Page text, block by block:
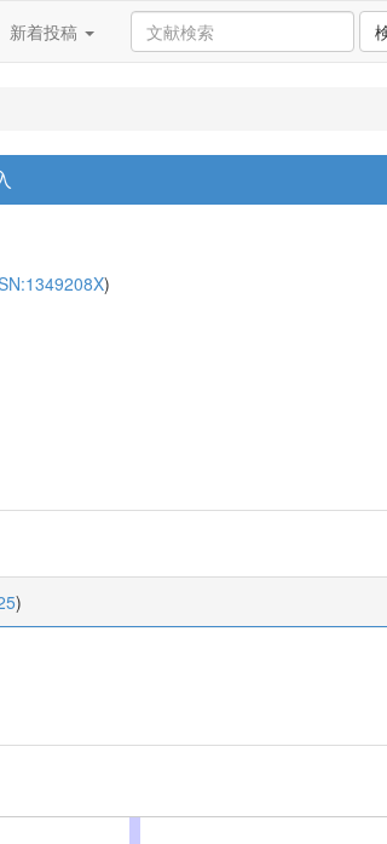
新着投稿
)
)